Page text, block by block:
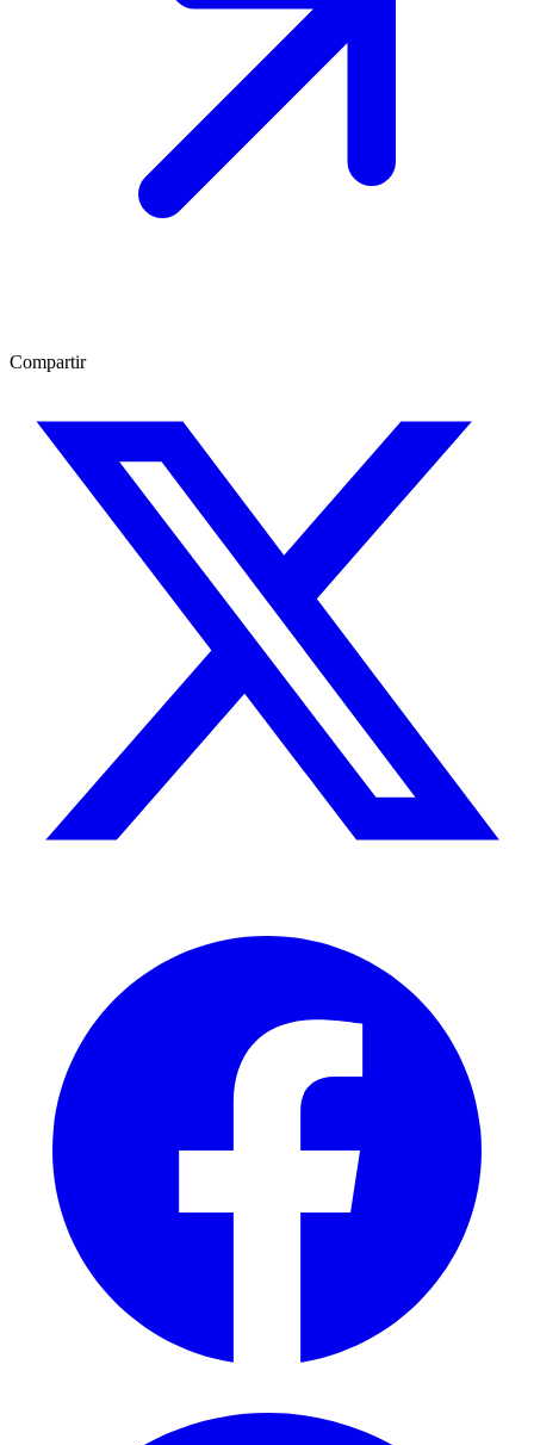
Compartir